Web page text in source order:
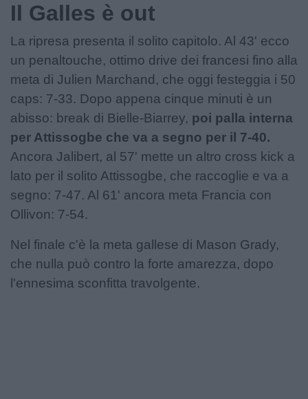
Il Galles è out
La ripresa presenta il solito capitolo. Al 43' ecco
un penaltouche, ottimo drive dei francesi fino alla
meta di Julien Marchand, che oggi festeggia i 50
caps: 7-33. Dopo appena cinque minuti è un
abisso: break di Bielle-Biarrey, poi palla interna
per Attissogbe che va a segno per il 7-40.
Ancora Jalibert, al 57' mette un altro cross kick a
lato per il solito Attissogbe, che raccoglie e va a
segno: 7-47. Al 61' ancora meta Francia con
Ollivon: 7-54.
Nel finale c'è la meta gallese di Mason Grady,
che nulla può contro la forte amarezza, dopo
l'ennesima sconfitta travolgente.